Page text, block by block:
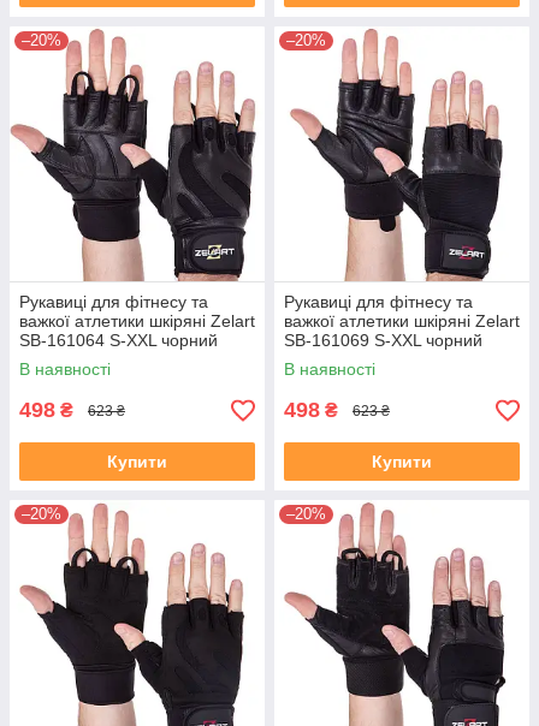
–20%
Рукавиці для фітнесу та
важкої атлетики шкіряні Zelart
SB-161064 S-XXL чорний
В наявності
498 ₴ 623 ₴
Купити
–20%
Рукавиці для фітнесу та
важкої атлетики шкіряні Zelart
SB-161069 S-XXL чорний
В наявності
498 ₴ 623 ₴
Купити
–20% –20%